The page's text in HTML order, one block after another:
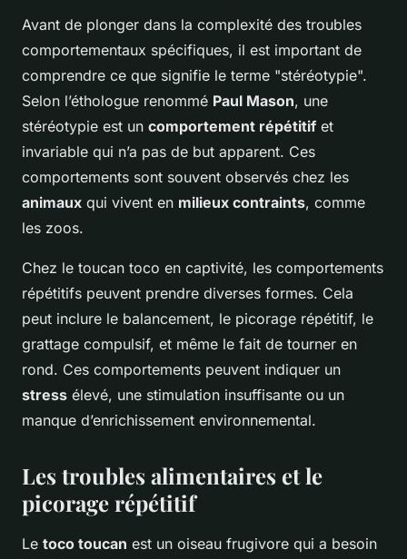
Avant de plonger dans la complexité des troubles
comportementaux spécifiques, il est important de
comprendre ce que signifie le terme "stéréotypie".
Selon l’éthologue renommé Paul Mason, une
stéréotypie est un comportement répétitif et
invariable qui n’a pas de but apparent. Ces
comportements sont souvent observés chez les
animaux qui vivent en milieux contraints, comme
les zoos.
Chez le toucan toco en captivité, les comportements
répétitifs peuvent prendre diverses formes. Cela
peut inclure le balancement, le picorage répétitif, le
grattage compulsif, et même le fait de tourner en
rond. Ces comportements peuvent indiquer un
stress élevé, une stimulation insuffisante ou un
manque d’enrichissement environnemental.
Les troubles alimentaires et le
picorage répétitif
Le toco toucan est un oiseau frugivore qui a besoin